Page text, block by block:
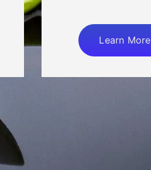
Learn More